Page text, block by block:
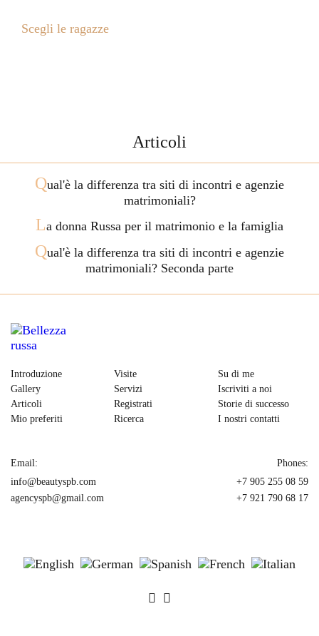
Scegli le ragazze
Articoli
Qual'è la differenza tra siti di incontri e agenzie
matrimoniali?
La donna Russa per il matrimonio e la famiglia
Qual'è la differenza tra siti di incontri e agenzie
matrimoniali? Seconda parte
Introduzione
Gallery
Articoli
Mio preferiti
Visite
Servizi
Registrati
Ricerca
Su di me
Iscriviti a noi
Storie di successo
I nostri contatti
Email:
info@beautyspb.com
agencyspb@gmail.com
Phones:
+7 905 255 08 59
+7 921 790 68 17